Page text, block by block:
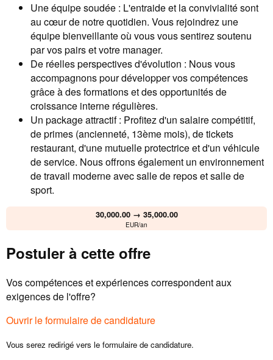
Une équipe soudée : L'entraide et la convivialité sont
au cœur de notre quotidien. Vous rejoindrez une
équipe bienveillante où vous vous sentirez soutenu
par vos pairs et votre manager.
De réelles perspectives d'évolution : Nous vous
accompagnons pour développer vos compétences
grâce à des formations et des opportunités de
croissance interne régulières.
Un package attractif : Profitez d'un salaire compétitif,
de primes (ancienneté, 13ème mois), de tickets
restaurant, d'une mutuelle protectrice et d'un véhicule
de service. Nous offrons également un environnement
de travail moderne avec salle de repos et salle de
sport.
30,000.00 → 35,000.00
EUR/an
Postuler à cette offre
Vos compétences et expériences correspondent aux
exigences de l'offre?
Ouvrir le formulaire de candidature
Vous serez redirigé vers le formulaire de candidature.